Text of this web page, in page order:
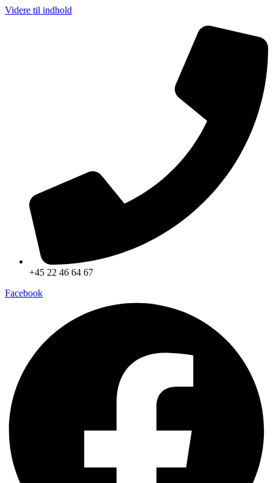
Videre til indhold
+45 22 46 64 67
Facebook